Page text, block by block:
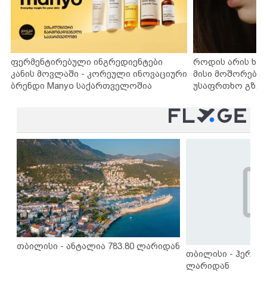
ფერმენტირებული ინგრედიენტები
კანის მოვლაში - კორეული ინოვაციური
ბრენდი Manyo საქართველოშია
როდის არის
მისი
უსაფრთხო
თბილისი - ანტალია 783.80 ლარიდან
თბილისი -
ლარიდან